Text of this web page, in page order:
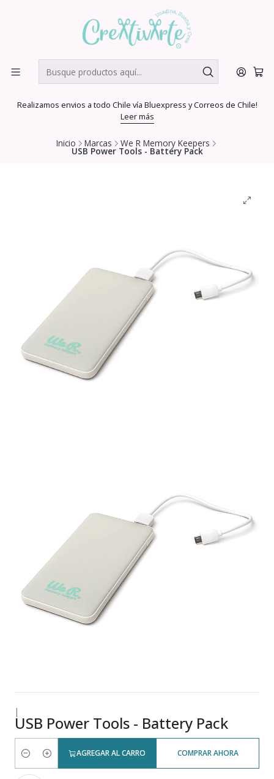
Realizamos envios a todo Chile vía Bluexpress y Correos de Chile!
Leer más
Inicio Marcas We R Memory Keepers
USB Power Tools - Battery Pack
|
USB Power Tools - Battery Pack
Cantidad
AGREGAR AL CARRO COMPRAR AHORA